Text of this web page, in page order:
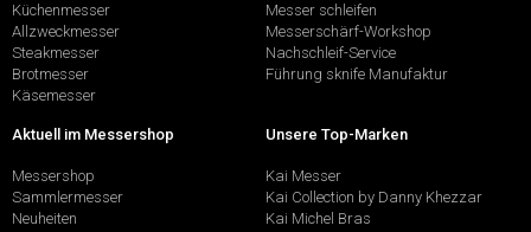
Küchenmesser
Allzweckmesser
Steakmesser
Brotmesser
Käsemesser
Messer schleifen
Messerschärf-Workshop
Nachschleif-Service
Führung sknife Manufaktur
Aktuell im Messershop
Messershop
Sammlermesser
Neuheiten
Unsere Top-Marken
Kai Messer
Kai Collection by Danny Khezzar
Kai Michel Bras